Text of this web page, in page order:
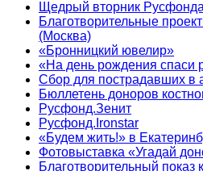
Щедрый вторник Русфонда
Благотворительные
(Москва)
«Бронницкий ювелир»
«На день рождения спаси
Сбор для пострадавших в
Бюллетень доноров
Русфонд.Зенит
Русфонд.Ironstar
«Будем жить!» в
Фотовыставка «Угадай
Благотворительный